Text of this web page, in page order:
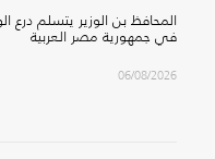
المحافظ بن الوزير يتسلم
في جمهورية مصر العربية
06/08/2026